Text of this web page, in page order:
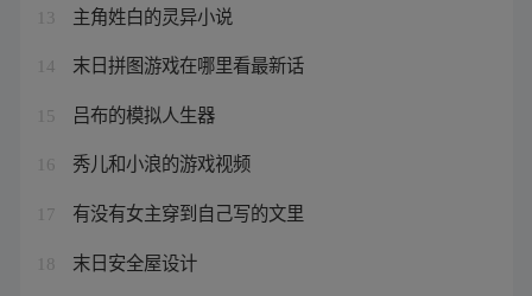
13 主角姓白的灵异小说
14 末日拼图游戏在哪里看最新话
15 吕布的模拟人生器
16 秀儿和小浪的游戏视频
17 有没有女主穿到自己写的文里
18 末日安全屋设计